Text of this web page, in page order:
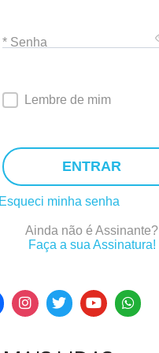
* Senha
Lembre de mim
ENTRAR
Esqueci minha senha
Ainda não é Assinante?
Faça a sua Assinatura!